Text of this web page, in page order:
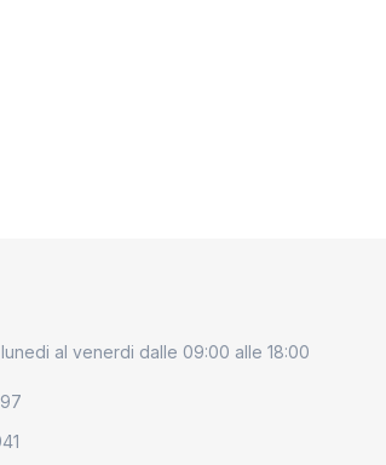
al venerdi dalle 09:00 alle 18:00